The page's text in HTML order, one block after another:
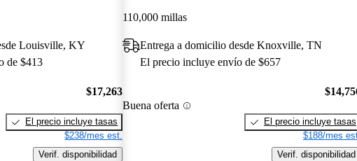
Louisville, KY
de $413
$17,263
El precio incluye tasas
$238/mes est.
Verif. disponibilidad
110,000 millas
Entrega a domicilio desde Knoxville, TN
El precio incluye envío de $657
Buena oferta
El precio incluye tasas
$188/mes
Verif. disponibilidad